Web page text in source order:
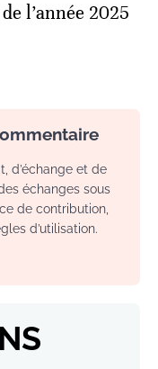
l’année 2025
d’échange et de
échanges sous
de contribution,
d’utilisation.